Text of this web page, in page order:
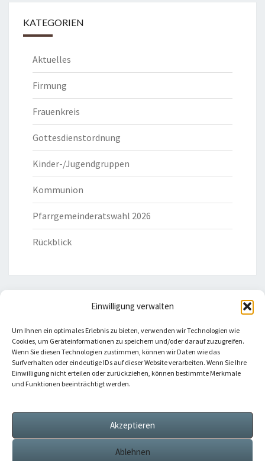
Einwilligung verwalten
Um Ihnen ein optimales Erlebnis zu bieten, verwenden wir Technologien wie
Cookies, um Geräteinformationen zu speichern und/oder darauf zuzugreifen.
Wenn Sie diesen Technologien zustimmen, können wir Daten wie das
Surfverhalten oder eindeutige IDs auf dieser Website verarbeiten. Wenn Sie Ihre
Einwilligung nicht erteilen oder zurückziehen, können bestimmte Merkmale
und Funktionen beeinträchtigt werden.
Akzeptieren
Ablehnen
KATEGORIEN
Aktuelles
Firmung
Frauenkreis
Gottesdienstordnung
Kinder-/Jugendgruppen
Kommunion
Pfarrgemeinderatswahl 2026
Rückblick
Bistum Eichstätt
Caritas Verband